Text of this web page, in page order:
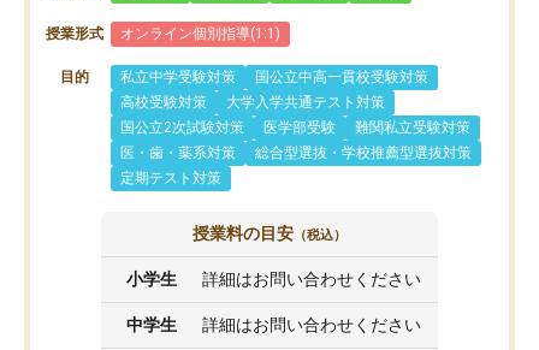
授業形式 オンライン個別指導(1:1)
目的 私立中学受験対策
国公立中高一貫校受験対策
高校受験対策
大学入学共通テスト対策
国公立2次試験対策
医学部受験
難関私立受験対策
医・歯・薬系対策
総合型選抜・学校推薦型選抜対策
定期テスト対策
授業料の目安 （税込）
小学生 詳細はお問い合わせください
中学生 詳細はお問い合わせください